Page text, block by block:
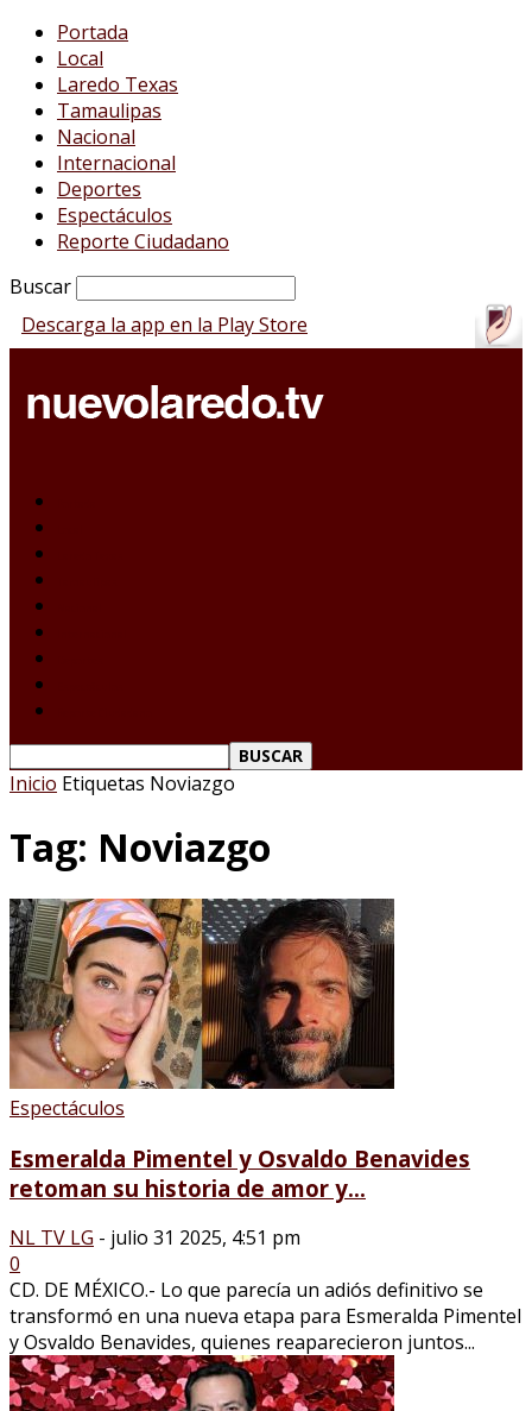
Portada
Local
Laredo Texas
Tamaulipas
Nacional
Internacional
Deportes
Espectáculos
Reporte Ciudadano
Buscar
Descarga la app en la Play Store
Inicio Etiquetas Noviazgo
Tag: Noviazgo
Espectáculos
Esmeralda Pimentel y Osvaldo Benavides
retoman su historia de amor y...
NL TV LG - julio 31 2025, 4:51 pm
0
CD. DE MÉXICO.- Lo que parecía un adiós definitivo se
transformó en una nueva etapa para Esmeralda Pimentel
y Osvaldo Benavides, quienes reaparecieron juntos...